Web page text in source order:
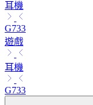
耳機
G733
遊戲
耳機
G733